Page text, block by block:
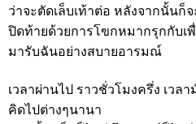
ว่าจะตัดเล็บเท้าต่อ หลังจากนั้นก็
ปิดท้ายด้วยการโขกหมากรุกกับเ
มารับฉันอย่างสบายอารมณ์
เวลาผ่านไป ราวชั่วโมงครึ่ง เวล
คิดไปต่างๆนานา